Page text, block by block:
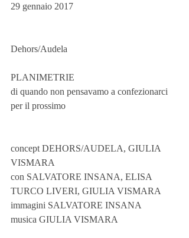
29 gennaio 2017
Dehors/Audela
PLANIMETRIE
di quando non pensavamo a confezionarci
per il prossimo
concept DEHORS/AUDELA, GIULIA
VISMARA
con SALVATORE INSANA, ELISA
TURCO LIVERI, GIULIA VISMARA
immagini SALVATORE INSANA
musica GIULIA VISMARA